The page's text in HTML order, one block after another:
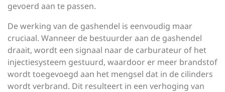
gevoerd aan te passen.
De werking van de gashendel is eenvoudig maar
cruciaal. Wanneer de bestuurder aan de gashendel
draait, wordt een signaal naar de carburateur of het
injectiesysteem gestuurd, waardoor er meer brandstof
wordt toegevoegd aan het mengsel dat in de cilinders
wordt verbrand. Dit resulteert in een verhoging van